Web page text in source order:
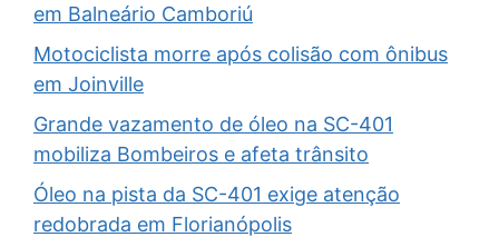
em Balneário Camboriú
Motociclista morre após colisão com ônibus
em Joinville
Grande vazamento de óleo na SC-401
mobiliza Bombeiros e afeta trânsito
Óleo na pista da SC-401 exige atenção
redobrada em Florianópolis